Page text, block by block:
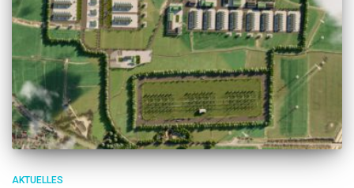
AKTUELLES